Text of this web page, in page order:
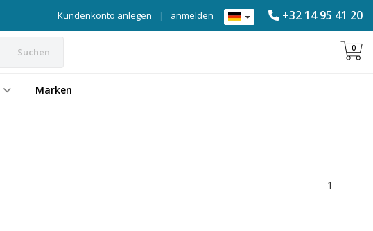
+32 14 95 41 20
anmelden
|
Kundenkonto anlegen
Suchen 0
Marken
1